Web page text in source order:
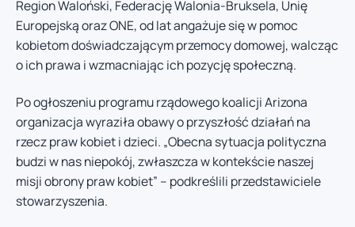
Region Waloński, Federację Walonia-Bruksela, Unię
Europejską oraz ONE, od lat angażuje się w pomoc
kobietom doświadczającym przemocy domowej, walcząc
o ich prawa i wzmacniając ich pozycję społeczną.
Po ogłoszeniu programu rządowego koalicji Arizona
organizacja wyraziła obawy o przyszłość działań na
rzecz praw kobiet i dzieci. „Obecna sytuacja polityczna
budzi w nas niepokój, zwłaszcza w kontekście naszej
misji obrony praw kobiet” – podkreślili przedstawiciele
stowarzyszenia.